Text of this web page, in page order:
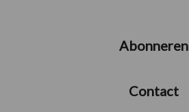
Abonneren
Contact